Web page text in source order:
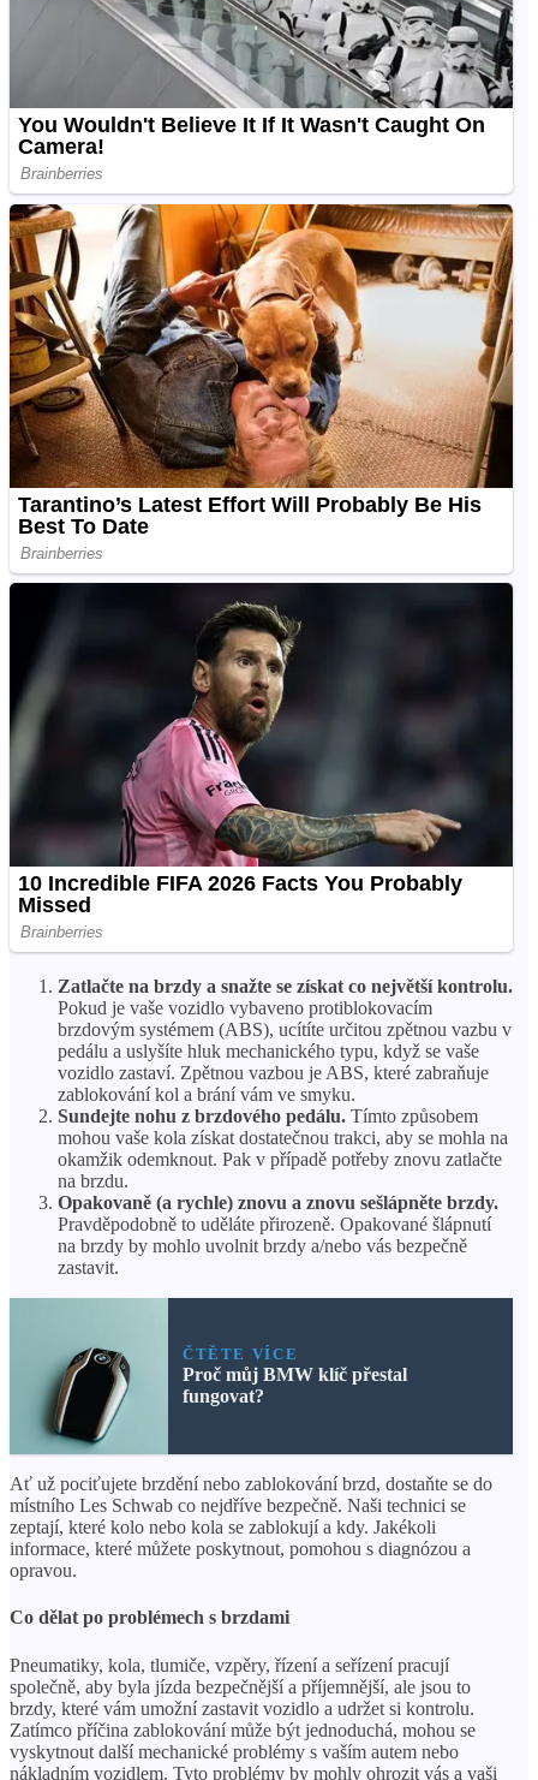
Zatlačte na brzdy a snažte se získat co největší kontrolu.
Pokud je vaše vozidlo vybaveno protiblokovacím
brzdovým systémem (ABS), ucítíte určitou zpětnou vazbu v
pedálu a uslyšíte hluk mechanického typu, když se vaše
vozidlo zastaví. Zpětnou vazbou je ABS, které zabraňuje
zablokování kol a brání vám ve smyku.
Sundejte nohu z brzdového pedálu. Tímto způsobem
mohou vaše kola získat dostatečnou trakci, aby se mohla na
okamžik odemknout. Pak v případě potřeby znovu zatlačte
na brzdu.
Opakovaně (a rychle) znovu a znovu sešlápněte brzdy.
Pravděpodobně to uděláte přirozeně. Opakované šlápnutí
na brzdy by mohlo uvolnit brzdy a/nebo vás bezpečně
zastavit.
ČTĚTE VÍCE
Proč můj BMW klíč přestal
fungovat?
Ať už pociťujete brzdění nebo zablokování brzd, dostaňte se do
místního Les Schwab co nejdříve bezpečně. Naši technici se
zeptají, které kolo nebo kola se zablokují a kdy. Jakékoli
informace, které můžete poskytnout, pomohou s diagnózou a
opravou.
Co dělat po problémech s brzdami
Pneumatiky, kola, tlumiče, vzpěry, řízení a seřízení pracují
společně, aby byla jízda bezpečnější a příjemnější, ale jsou to
brzdy, které vám umožní zastavit vozidlo a udržet si kontrolu.
Zatímco příčina zablokování může být jednoduchá, mohou se
vyskytnout další mechanické problémy s vaším autem nebo
nákladním vozidlem. Tyto problémy by mohly ohrozit vás a vaši